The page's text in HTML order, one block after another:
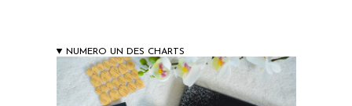
NUMERO UN DES CHARTS